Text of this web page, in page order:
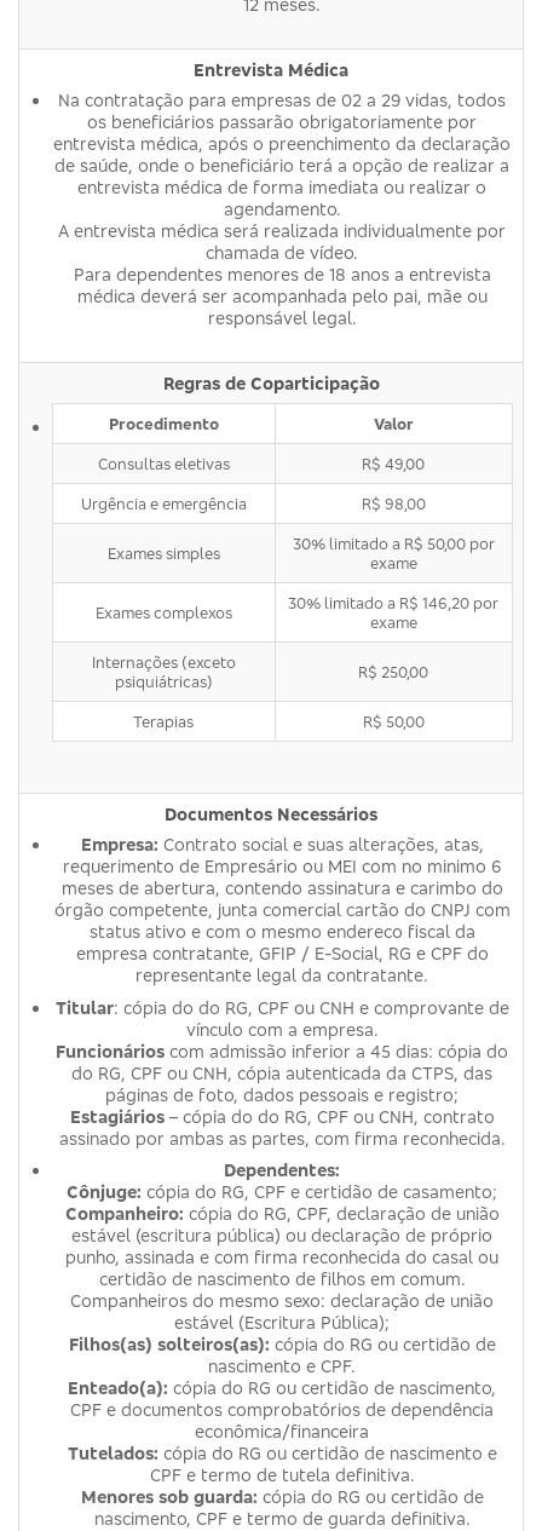
Entrevista Médica
Na contratação para empresas de 02 a 29 vidas, todos
os beneficiários passarão obrigatoriamente por
entrevista médica, após o preenchimento da declaração
de saúde, onde o beneficiário terá a opção de realizar a
entrevista médica de forma imediata ou realizar o
agendamento.
A entrevista médica será realizada individualmente por
chamada de vídeo.
Para dependentes menores de 18 anos a entrevista
médica deverá ser acompanhada pelo pai, mãe ou
responsável legal.
Regras de Coparticipação
Procedimento Valor
Consultas eletivas R$ 49,00
Urgência e emergência R$ 98,00
Exames simples
30% limitado a R$ 50,00 por
exame
Exames complexos
30% limitado a R$ 146,20 por
exame
Internações (exceto
psiquiátricas)
R$ 250,00
Terapias R$ 50,00
Documentos Necessários
Empresa: Contrato social e suas alterações, atas,
requerimento de Empresário ou MEI com no minimo 6
meses de abertura, contendo assinatura e carimbo do
órgão competente, junta comercial cartão do CNPJ com
status ativo e com o mesmo endereco fiscal da
empresa contratante, GFIP / E-Social, RG e CPF do
representante legal da contratante.
Titular: cópia do do RG, CPF ou CNH e comprovante de
vínculo com a empresa.
Funcionários com admissão inferior a 45 dias: cópia do
do RG, CPF ou CNH, cópia autenticada da CTPS, das
páginas de foto, dados pessoais e registro;
Estagiários– cópia do do RG, CPF ou CNH, contrato
assinado por ambas as partes, com firma reconhecida.
Dependentes:
Cônjuge: cópia do RG, CPF e certidão de casamento;
Companheiro: cópia do RG, CPF, declaração de união
estável (escritura pública) ou declaração de próprio
punho, assinada e com firma reconhecida do casal ou
certidão de nascimento de filhos em comum.
Companheiros do mesmo sexo: declaração de união
estável (Escritura Pública);
Filhos(as) solteiros(as): cópia do RG ou certidão de
nascimento e CPF.
Enteado(a): cópia do RG ou certidão de nascimento,
CPF e documentos comprobatórios de dependência
econômica/financeira
Tutelados: cópia do RG ou certidão de nascimento e
CPF e termo de tutela definitiva.
Menores sob guarda: cópia do RG ou certidão de
nascimento, CPF e termo de guarda definitiva.